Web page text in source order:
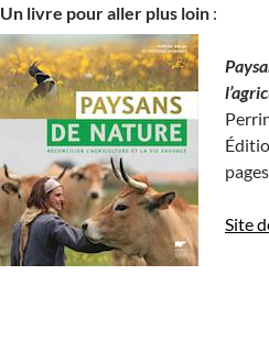
Un livre pour aller plus loin :
Site